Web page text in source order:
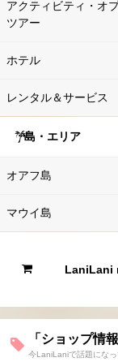
アクティビティ・オ
ツアー
ホテル
レンタル＆サービス
島・エリア
オアフ島
マウイ島
LaniLani
「ショップ情
今LaniLaniで話題にな